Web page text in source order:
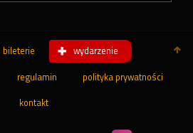
bileterie wydarzenie
regulamin polityka prywatności
kontakt